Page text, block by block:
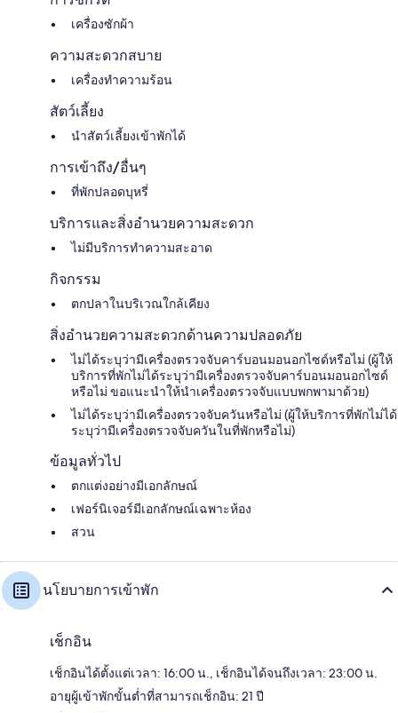
เครื่องซักผ้า
ความสะดวกสบาย
เครื่องทำความร้อน
สัตว์เลี้ยง
นำสัตว์เลี้ยงเข้าพักได้
การเข้าถึง/อื่นๆ
ที่พักปลอดบุหรี่
บริการและสิ่งอำนวยความสะดวก
ไม่มีบริการทำความสะอาด
กิจกรรม
ตกปลาในบริเวณใกล้เคียง
สิ่งอำนวยความสะดวกด้านความปลอดภัย
ไม่ได้ระบุว่ามีเครื่องตรวจจับคาร์บอนมอนอกไซด์หรือไม่ (ผู้ให้
บริการที่พักไม่ได้ระบุว่ามีเครื่องตรวจจับคาร์บอนมอนอกไซด์
หรือไม่ ขอแนะนำให้นำเครื่องตรวจจับแบบพกพามาด้วย)
ไม่ได้ระบุว่ามีเครื่องตรวจจับควันหรือไม่ (ผู้ให้บริการที่พักไม่ได้
ระบุว่ามีเครื่องตรวจจับควันในที่พักหรือไม่)
ข้อมูลทั่วไป
ตกแต่งอย่างมีเอกลักษณ์
เฟอร์นิเจอร์มีเอกลักษณ์เฉพาะห้อง
สวน
นโยบายการเข้าพัก
เช็กอิน
เช็กอินได้ตั้งแต่เวลา: 16:00 น., เช็กอินได้จนถึงเวลา: 23:00 น.
อายุผู้เข้าพักขั้นต่ำที่สามารถเช็กอิน: 21 ปี